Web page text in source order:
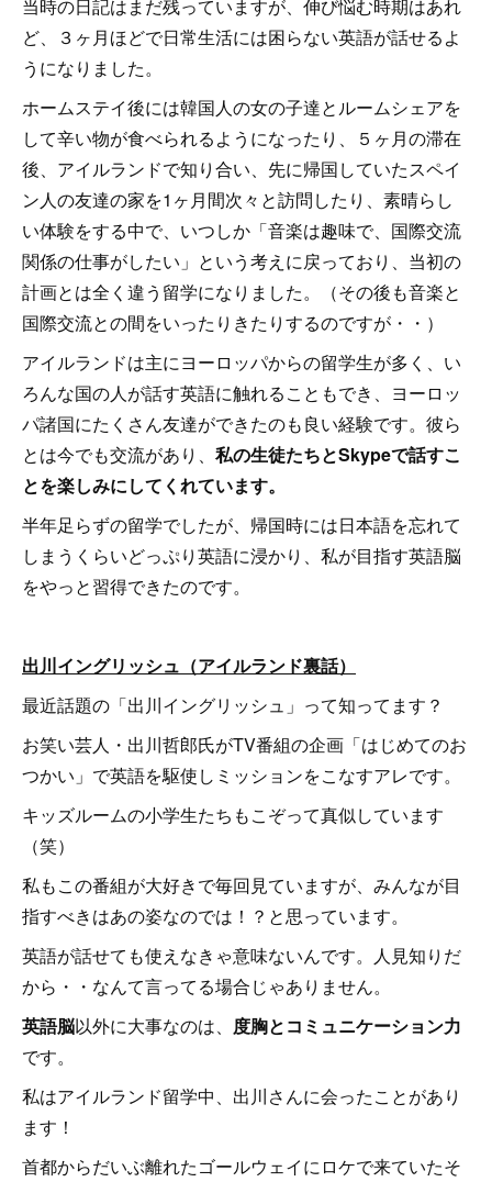
当時の日記はまだ残っていますが、伸び悩む時期はあれ
ど、３ヶ月ほどで日常生活には困らない英語が話せるよ
うになりました。
ホームステイ後には韓国人の女の子達とルームシェアを
して辛い物が食べられるようになったり、５ヶ月の滞在
後、アイルランドで知り合い、先に帰国していたスペイ
ン人の友達の家を1ヶ月間次々と訪問したり、素晴らし
い体験をする中で、いつしか「音楽は趣味で、国際交流
関係の仕事がしたい」という考えに戻っており、当初の
計画とは全く違う留学になりました。（その後も音楽と
国際交流との間をいったりきたりするのですが・・）
アイルランドは主にヨーロッパからの留学生が多く、い
ろんな国の人が話す英語に触れることもでき、ヨーロッ
パ諸国にたくさん友達ができたのも良い経験です。彼ら
とは今でも交流があり、 私の生徒たちとSkypeで話すこ
とを楽しみにしてくれています。
半年足らずの留学でしたが、帰国時には日本語を忘れて
しまうくらいどっぷり英語に浸かり、私が目指す英語脳
をやっと習得できたのです。
出川イングリッシュ（アイルランド裏話）
最近話題の「出川イングリッシュ」って知ってます？
お笑い芸人・出川哲郎氏がTV番組の企画「はじめてのお
つかい」で英語を駆使しミッションをこなすアレです。
キッズルームの小学生たちもこぞって真似しています
（笑）
私もこの番組が大好きで毎回見ていますが、みんなが目
指すべきはあの姿なのでは！？と思っています。
英語が話せても使えなきゃ意味ないんです。人見知りだ
から・・なんて言ってる場合じゃありません。
英語脳以外に大事なのは、 度胸とコミュニケーション力
です。
私はアイルランド留学中、出川さんに会ったことがあり
ます！
首都からだいぶ離れたゴールウェイにロケで来ていたそ